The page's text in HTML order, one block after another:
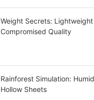
Weight Secrets: Lightweight
Compromised Quality
Rainforest Simulation:
Hollow Sheets